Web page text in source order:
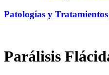
Patologías y Tratamientos
Parálisis